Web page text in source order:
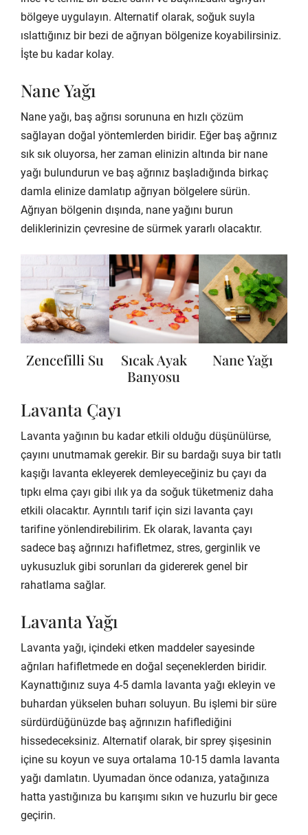
bölgeye uygulayın. Alternatif olarak, soğuk suyla
ıslattığınız bir bezi de ağrıyan bölgenize koyabilirsiniz.
İşte bu kadar kolay.
Nane Yağı
Nane yağı, baş ağrısı sorununa en hızlı çözüm
sağlayan doğal yöntemlerden biridir. Eğer baş ağrınız
sık sık oluyorsa, her zaman elinizin altında bir nane
yağı bulundurun ve baş ağrınız başladığında birkaç
damla elinize damlatıp ağrıyan bölgelere sürün.
Ağrıyan bölgenin dışında, nane yağını burun
deliklerinizin çevresine de sürmek yararlı olacaktır.
Zencefilli Su
Sıcak Ayak
Banyosu
Nane Yağı
Lavanta Çayı
Lavanta yağının bu kadar etkili olduğu düşünülürse,
çayını unutmamak gerekir. Bir su bardağı suya bir tatlı
kaşığı lavanta ekleyerek demleyeceğiniz bu çayı da
tıpkı elma çayı gibi ılık ya da soğuk tüketmeniz daha
etkili olacaktır. Ayrıntılı tarif için sizi lavanta çayı
tarifine yönlendirebilirim. Ek olarak, lavanta çayı
sadece baş ağrınızı hafifletmez, stres, gerginlik ve
uykusuzluk gibi sorunları da gidererek genel bir
rahatlama sağlar.
Lavanta Yağı
Lavanta yağı, içindeki etken maddeler sayesinde
ağrıları hafifletmede en doğal seçeneklerden biridir.
Kaynattığınız suya 4-5 damla lavanta yağı ekleyin ve
buhardan yükselen buharı soluyun. Bu işlemi bir süre
sürdürdüğünüzde baş ağrınızın hafiflediğini
hissedeceksiniz. Alternatif olarak, bir sprey şişesinin
içine su koyun ve suya ortalama 10-15 damla lavanta
yağı damlatın. Uyumadan önce odanıza, yatağınıza
hatta yastığınıza bu karışımı sıkın ve huzurlu bir gece
geçirin.